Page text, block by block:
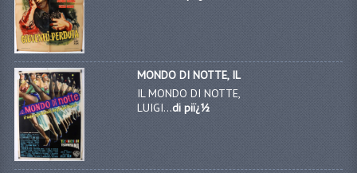
MONDO DI NOTTE, IL
IL MONDO DI NOTTE,
LUIGI...di piï¿½